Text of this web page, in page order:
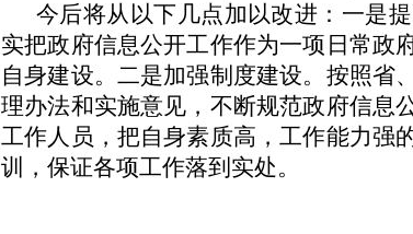
今后将从以下几点加以改进：一是
实把政府信息公开工作作为一项日常政
自身建设。二是加强制度建设。按照省
理办法和实施意见，不断规范政府信息
工作人员，把自身素质高，工作能力强
训，保证各项工作落到实处。